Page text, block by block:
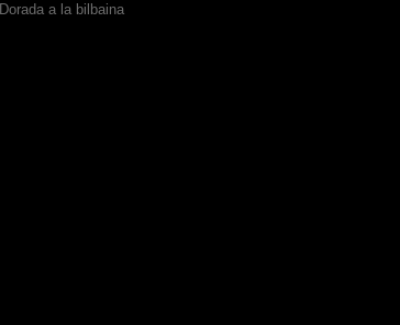
Dorada a la bilbaina